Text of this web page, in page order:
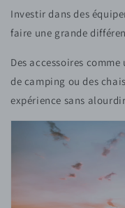
Investir dans des
faire une grande
Des accessoires
de camping ou des
expérience sans